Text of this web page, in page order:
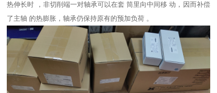
热伸长时 ，非切削端一对轴承可以在套 筒里向中间移 动，因而补偿
了主轴 的热膨胀，轴承仍保持原有的预加负荷 。